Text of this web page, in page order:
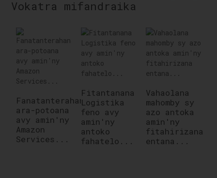
Vokatra mifandraika
Fanatanterahana
ara-potoana
avy amin'ny
Amazon
Services...
Fitantanana
Logistika
feno avy
amin'ny
antoko
fahatelo...
Vahaolana
mahomby sy
azo antoka
amin'ny
fitahirizana
entana...